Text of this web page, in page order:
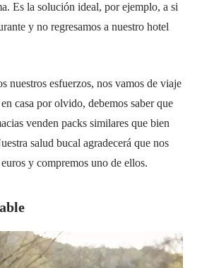
Es la solución ideal, por ejemplo, a si
y no regresamos a nuestro hotel
nuestros esfuerzos, nos vamos de viaje
casa por olvido, debemos saber que
venden packs similares que bien
salud bucal agradecerá que nos
y compremos uno de ellos.